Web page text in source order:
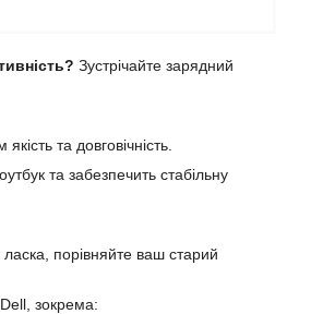
Зустрічайте зарядний
та довговічність.
та забезпечить стабільну
порівняйте ваш старий
зокрема: